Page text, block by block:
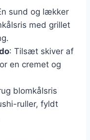
sund og lækker
med grillet
: Tilsæt skiver af
en cremet og
blomkålsris
ruller, fyldt